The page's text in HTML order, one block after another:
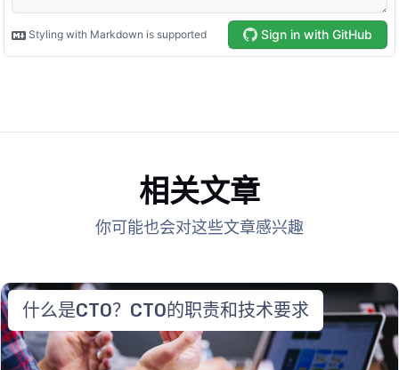
相关文章
你可能也会对这些文章感兴趣
什么是CTO？CTO的职责和技术要求